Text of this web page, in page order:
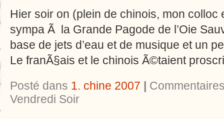
Hier soir on (plein de chinois, mon
sympa Ã la Grande Pagode de l’Oie
base de jets d’eau et de musique et un
Le franÃ§ais et le chinois Ã©taient
Posté dans 1. chine 2007 |
Vendredi Soir